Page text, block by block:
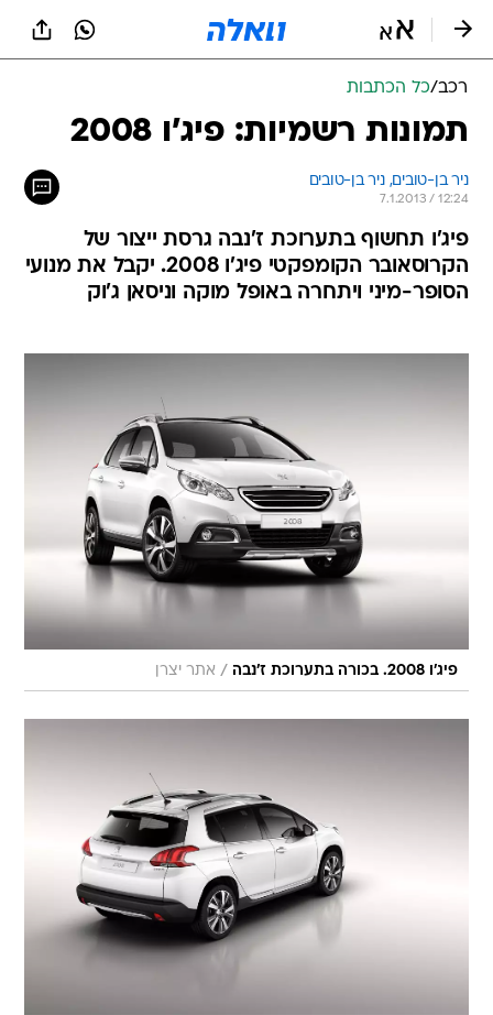
רכב/כל הכתבות
תמונות רשמיות: פיג'ו 2008
ניר בן-טובים, ניר בן-טובים
7.1.2013 / 12:24
פיג'ו תחשוף בתערוכת ז'נבה גרסת ייצור של
הקרוסאובר הקומפקטי פיג'ו 2008. יקבל את מנועי
הסופר-מיני ויתחרה באופל מוקה וניסאן ג'וק
פיג'ו 2008. בכורה בתערוכת ז'נבה / אתר יצרן